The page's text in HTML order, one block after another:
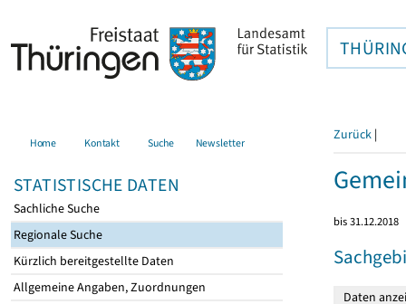
Home Kontakt Suche Newsletter
STATISTISCHE DATEN
Sachliche Suche
Regionale Suche
Kürzlich bereitgestellte Daten
Allgemeine Angaben, Zuordnungen
Zurück |
bis 31.12.2018